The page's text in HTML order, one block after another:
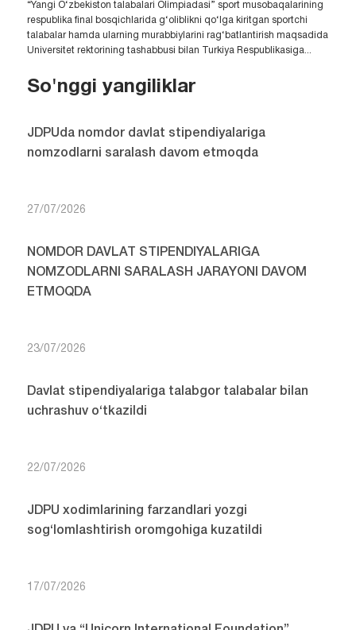
“Yangi O‘zbekiston talabalari Olimpiadasi” sport musobaqalarining
respublika final bosqichlarida g‘oliblikni qo‘lga kiritgan sportchi
talabalar hamda ularning murabbiylarini rag‘batlantirish maqsadida
Universitet rektorining tashabbusi bilan Turkiya Respublikasiga...
So'nggi yangiliklar
JDPUda nomdor davlat stipendiyalariga
nomzodlarni saralash davom etmoqda
27/07/2026
NOMDOR DAVLAT STIPENDIYALARIGA
NOMZODLARNI SARALASH JARAYONI DAVOM
ETMOQDA
23/07/2026
Davlat stipendiyalariga talabgor talabalar bilan
uchrashuv o‘tkazildi
22/07/2026
JDPU xodimlarining farzandlari yozgi
sog‘lomlashtirish oromgohiga kuzatildi
17/07/2026